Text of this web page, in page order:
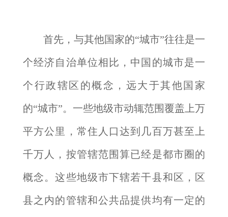
首先，与其他国家的“城市”往往是一
个经济自治单位相比，中国的城市是一
个行政辖区的概念，远大于其他国家
的“城市”。一些地级市动辄范围覆盖上万
平方公里，常住人口达到几百万甚至上
千万人，按管辖范围算已经是都市圈的
概念。这些地级市下辖若干县和区，区
县之内的管辖和公共品提供均有一定的